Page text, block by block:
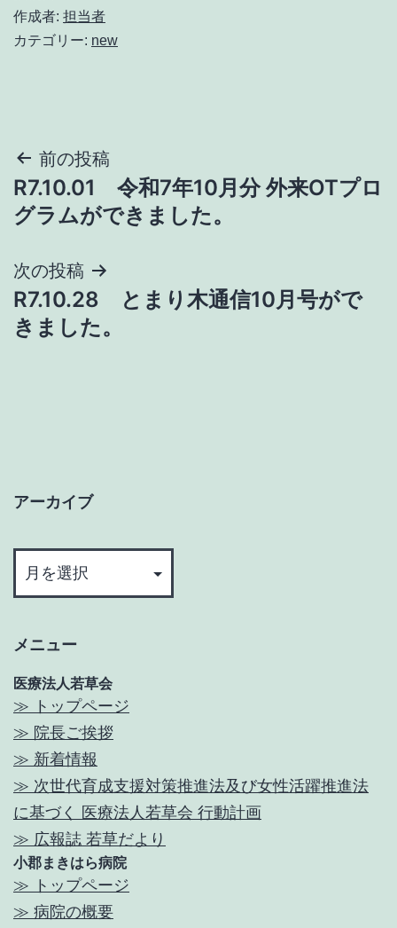
作成者: 担当者
カテゴリー: new
投
稿
ビ
ゲ
ン
前の投稿
R7.10.01 令和7年10月分 外来OTプロ
グラムができました。
次の投稿
R7.10.28 とまり木通信10月号がで
きました。
アーカイブ
カ
ブ
メニュー
医療法人若草会
≫ トップページ
≫ 院長ご挨拶
≫ 新着情報
≫ 次世代育成支援対策推進法及び女性活躍推進法
に基づく 医療法人若草会 行動計画
≫ 広報誌 若草だより
小郡まきはら病院
≫ トップページ
≫ 病院の概要